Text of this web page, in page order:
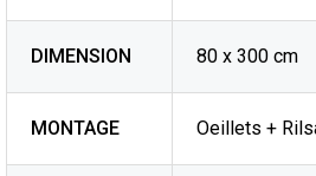
DIMENSION 80 x 300 cm
MONTAGE Oeillets +